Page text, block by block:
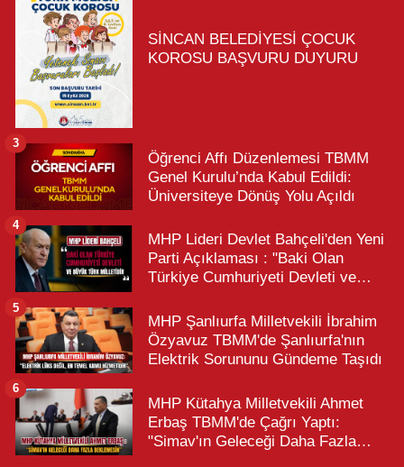
SİNCAN BELEDİYESİ ÇOCUK
KOROSU BAŞVURU DUYURU
Öğrenci Affı Düzenlemesi TBMM
Genel Kurulu’nda Kabul Edildi:
Üniversiteye Dönüş Yolu Açıldı
3
MHP Lideri Devlet Bahçeli'den Yeni
Parti Açıklaması : "Baki Olan
Türkiye Cumhuriyeti Devleti ve
4
MHP Şanlıurfa Milletvekili İbrahim
Özyavuz TBMM'de Şanlıurfa'nın
Elektrik Sorununu Gündeme Taşıdı
5
MHP Kütahya Milletvekili Ahmet
Erbaş TBMM'de Çağrı Yaptı:
"Simav'ın Geleceği Daha Fazla
6